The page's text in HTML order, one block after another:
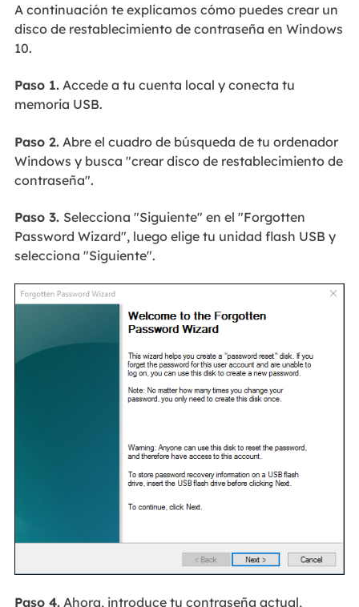
A continuación te explicamos cómo puedes crear un
disco de restablecimiento de contraseña en Windows
10.
Paso 1.Accede a tu cuenta local y conecta tu
memoria USB.
Paso 2.Abre el cuadro de búsqueda de tu ordenador
Windows y busca "crear disco de restablecimiento de
contraseña".
Paso 3. Selecciona "Siguiente" en el "Forgotten
Password Wizard", luego elige tu unidad flash USB y
selecciona "Siguiente".
Paso 4.Ahora, introduce tu contraseña actual,